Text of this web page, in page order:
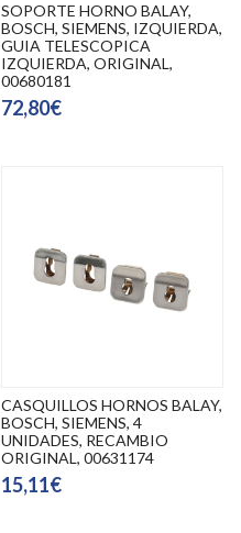
SOPORTE HORNO BALAY,
BOSCH, SIEMENS, IZQUIERDA,
GUIA TELESCOPICA
IZQUIERDA, ORIGINAL,
00680181
72,80€
CASQUILLOS HORNOS BALAY,
BOSCH, SIEMENS, 4
UNIDADES, RECAMBIO
ORIGINAL, 00631174
15,11€